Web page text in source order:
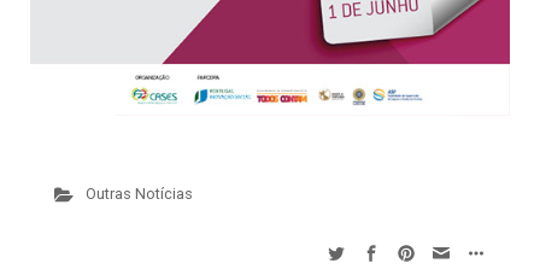
Outras Notícias